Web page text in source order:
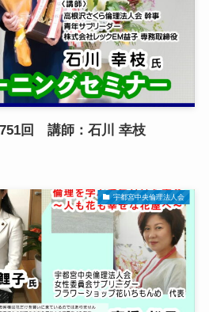
回 講師：石川 幸枝
宇都宮中央倫理法人会